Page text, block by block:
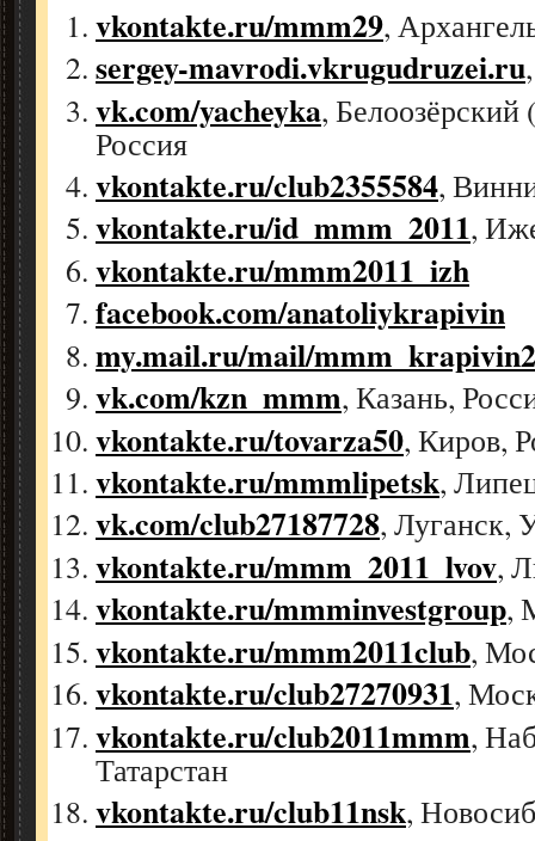
vkontakte.ru/mmm29,
sergey-mavrodi.vkrugudruzei.ru
vk.com/yacheyka,
Россия
vkontakte.ru/club2355584,
vkontakte.ru/id_mmm_ 2011,
vkontakte.ru/mmm2011_ izh
facebook.com/anatoliykrapivin
my.mail.ru/mail/mmm_ krapivin2
vk.com/kzn_mmm, Казань,
vkontakte.ru/tovarza50, Киров,
vkontakte.ru/mmmlipetsk,
vk.com/club27187728, Луганск,
vkontakte.ru/mmm_2011_lvov,
vkontakte.ru/mmminvestgroup,
vkontakte.ru/mmm2011club,
vkontakte.ru/club27270931,
vkontakte.ru/club2011mmm,
Татарстан
vkontakte.ru/club11nsk,